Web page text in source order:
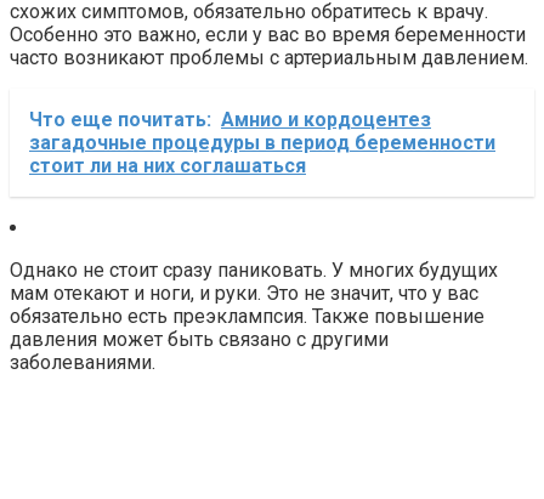
схожих симптомов, обязательно обратитесь к врачу.
Особенно это важно, если у вас во время беременности
часто возникают проблемы с артериальным давлением.
Что еще почитать: Амнио и кордоцентез
загадочные процедуры в период беременности
стоит ли на них соглашаться
Однако не стоит сразу паниковать. У многих будущих
мам отекают и ноги, и руки. Это не значит, что у вас
обязательно есть преэклампсия. Также повышение
давления может быть связано с другими
заболеваниями.